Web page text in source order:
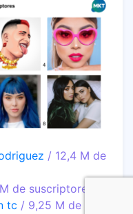
/ 12,4 M de
de suscriptores
tc / 9,25 M de